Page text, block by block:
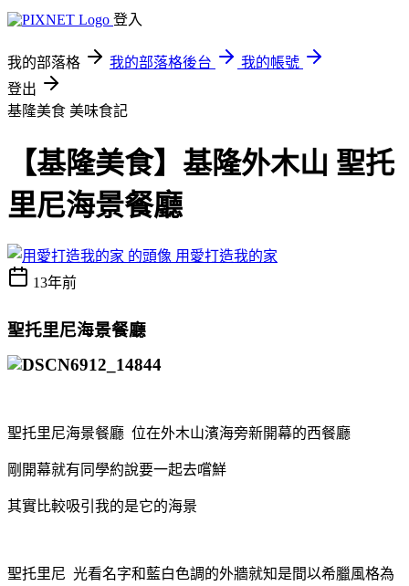
登入
我的部落格 我的部落格後台
我的帳號
登出
基隆美食 美味食記
【基隆美食】基隆外木山 聖托
里尼海景餐廳
用愛打造我的家
13年前
聖托里尼海景餐廳
聖托里尼海景餐廳 位在外木山濱海旁新開幕的西餐廳
剛開幕就有同學約說要一起去嚐鮮
其實比較吸引我的是它的海景
聖托里尼 光看名字和藍白色調的外牆就知是間以希臘風格為